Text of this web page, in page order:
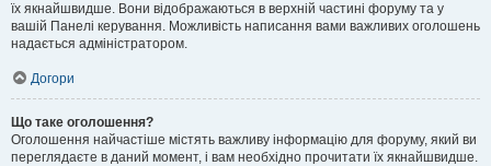
їх якнайшвидше. Вони відображаються в верхній частині форуму та у
вашій Панелі керування. Можливість написання вами важливих оголошень
надається адміністратором.
Догори
Що таке оголошення?
Оголошення найчастіше містять важливу інформацію для форуму, який ви
переглядаєте в даний момент, і вам необхідно прочитати їх якнайшвидше.